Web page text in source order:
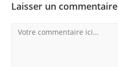
Laisser un commentaire
Comment